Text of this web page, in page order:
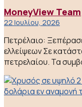
MoneyView Team
22 Ιουλίου, 2026
Πετρέλαιο:
ελλείψεων Σε
πετρελαίου. Τα